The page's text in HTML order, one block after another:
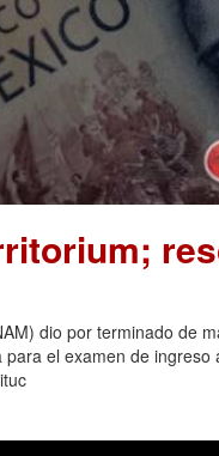
dio por terminado de
el examen de